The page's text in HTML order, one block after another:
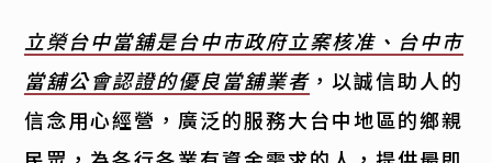
立榮台中當舖是台中市政府立案核准、台中市
當舖公會認證的優良當舖業者 ，以誠信助人的
信念用心經營，廣泛的服務大台中地區的鄉親